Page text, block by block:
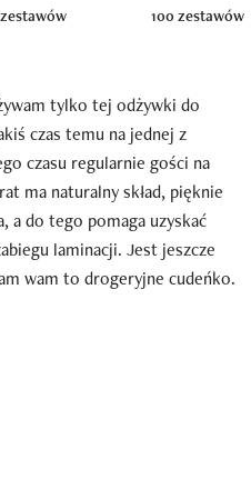
100 zestawów
tylko tej odżywki do
czas temu na jednej z
czasu regularnie gości na
ma naturalny skład, pięknie
a do tego pomaga uzyskać
laminacji. Jest jeszcze
wam to drogeryjne cudeńko.